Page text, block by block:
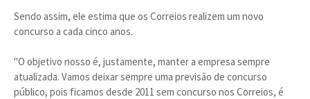
Sendo assim, ele estima que os Correios realizem um novo
concurso a cada cinco anos.
"O objetivo nosso é, justamente, manter a empresa sempre
atualizada. Vamos deixar sempre uma previsão de concurso
público, pois ficamos desde 2011 sem concurso nos Correios, é